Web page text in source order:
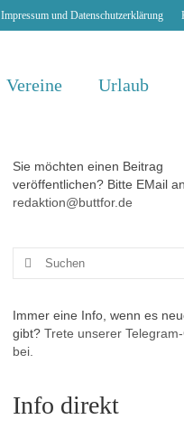
Impressum und Datenschutzerklärung
Vereine Urlaub
Sie möchten einen Beitrag
veröffentlichen? Bitte EMail an
redaktion@buttfor.de
Suchen
Immer eine Info, wenn es
gibt? Trete unserer
bei.
Info direkt